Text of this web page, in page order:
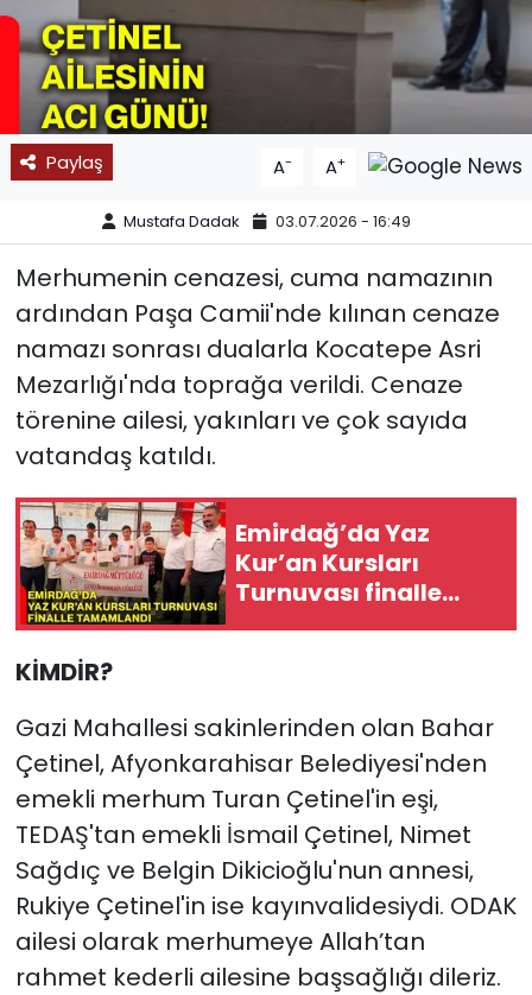
Paylaş A- A+
Mustafa Dadak 03.07.2026 - 16:49
Merhumenin cenazesi, cuma namazının
ardından Paşa Camii'nde kılınan cenaze
namazı sonrası dualarla Kocatepe Asri
Mezarlığı'nda toprağa verildi. Cenaze
törenine ailesi, yakınları ve çok sayıda
vatandaş katıldı.
Emirdağ’da Yaz
Kur’an Kursları
Turnuvası finalle
tamamlandı
KİMDİR?
Gazi Mahallesi sakinlerinden olan Bahar
Çetinel, Afyonkarahisar Belediyesi'nden
emekli merhum Turan Çetinel'in eşi,
TEDAŞ'tan emekli İsmail Çetinel, Nimet
Sağdıç ve Belgin Dikicioğlu'nun annesi,
Rukiye Çetinel'in ise kayınvalidesiydi. ODAK
ailesi olarak merhumeye Allah’tan
rahmet kederli ailesine başsağlığı dileriz.
SPOR
11:11 MANŞET